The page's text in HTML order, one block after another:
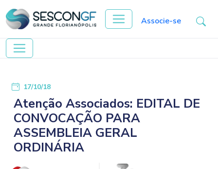
Associe-se
17/10/18
Atenção Associados: EDITAL DE
CONVOCAÇÃO PARA
ASSEMBLEIA GERAL
ORDINÁRIA